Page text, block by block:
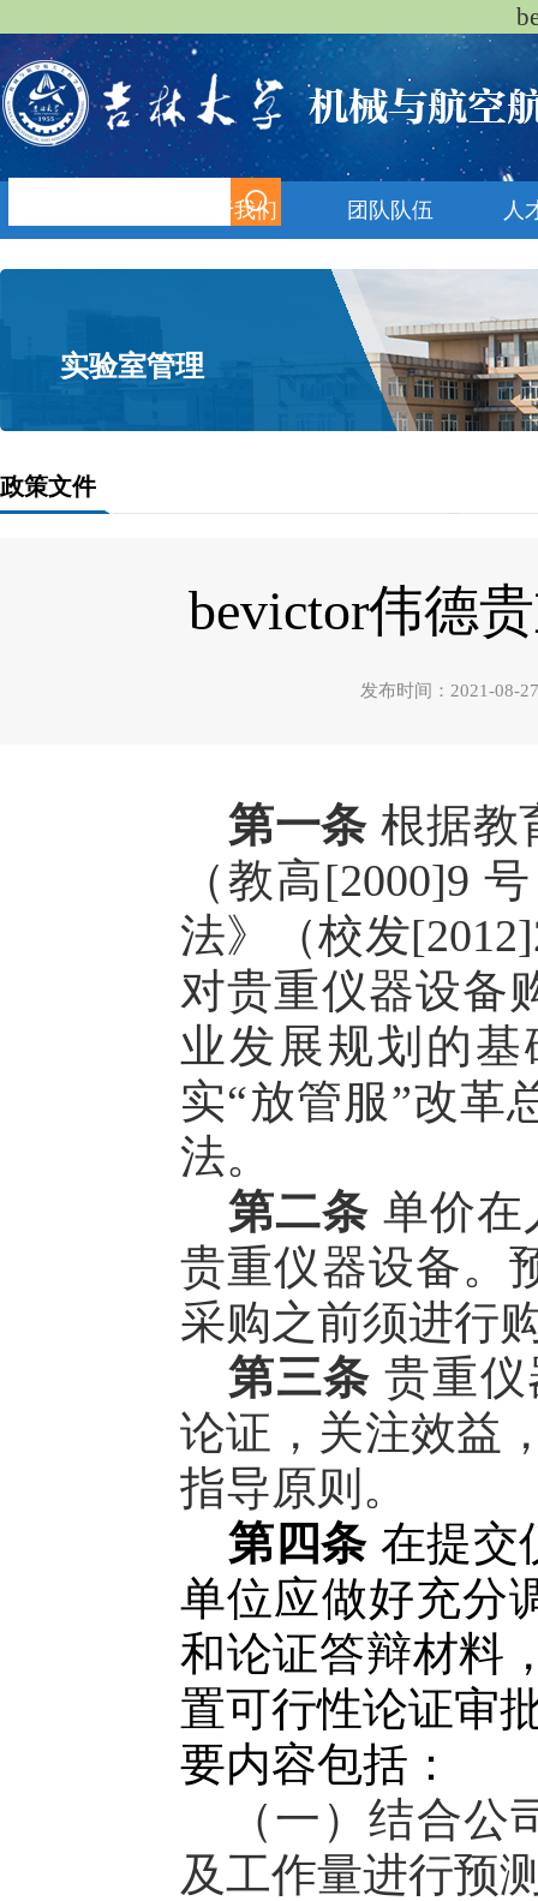
关于我们 团队队伍 人
实验室管理
政策文件
bevictor伟德
发布时间：2021-
第一条根据教
（教高[2000]9
法》（校发
对贵重仪器设备
业发展规划的
实“放管服”改革
法。
第二条 单价在
贵重仪器设备。
采购之前须进行
第三条 贵重
论证，关注效益
指导原则。
第四条在提交
单位应做好充分
和论证答辩材料
置可行性论证审
要内容包括：
（一）结合
及工作量进行预